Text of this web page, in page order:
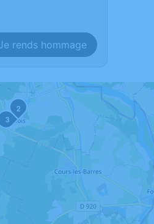
rends hommage
2
3